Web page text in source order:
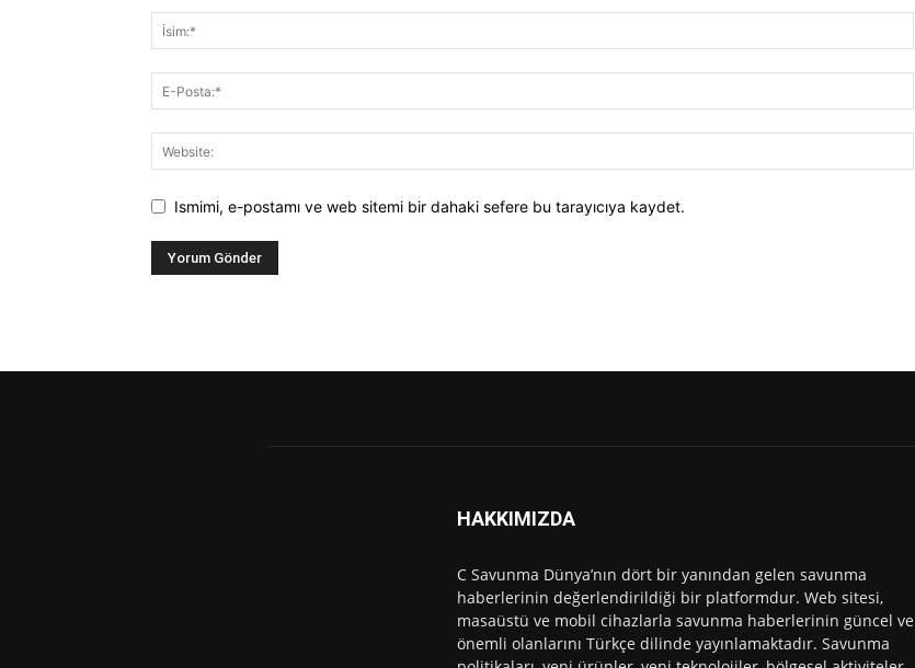
Ismimi, e-postamı ve web sitemi bir dahaki sefere bu tarayıcıya kaydet.
HAKKIMIZDA
C Savunma Dünya’nın dört bir yanından gelen savunma
haberlerinin değerlendirildiği bir platformdur. Web sitesi,
masaüstü ve mobil cihazlarla savunma haberlerinin güncel ve
önemli olanlarını Türkçe dilinde yayınlamaktadır. Savunma